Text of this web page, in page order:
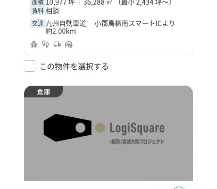
面積
賃料 相談
交通 九州自動車道 小郡鳥栖南スマートICより
約2.00km
この物件を選択する
倉庫